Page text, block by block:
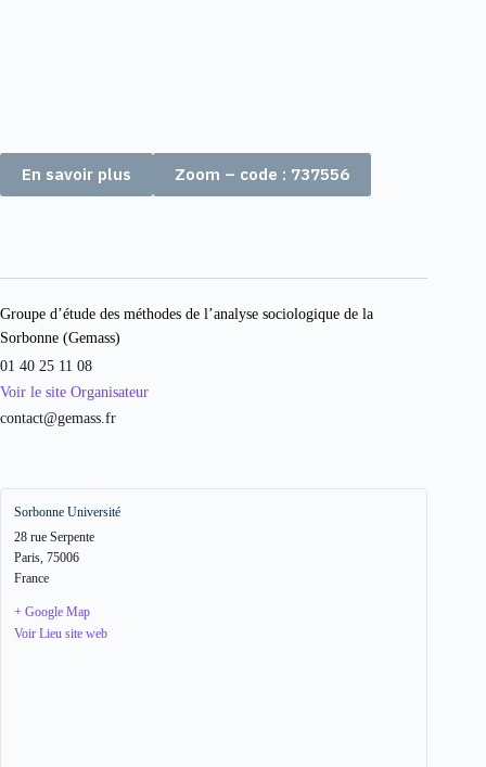
En savoir plus Zoom – code : 737556
Groupe d’étude des méthodes de l’analyse sociologique de la
Sorbonne (Gemass)
01 40 25 11 08
Voir le site Organisateur
contact@gemass.fr
Sorbonne Université
28 rue Serpente
Paris, 75006
France
+ Google Map
Voir Lieu site web